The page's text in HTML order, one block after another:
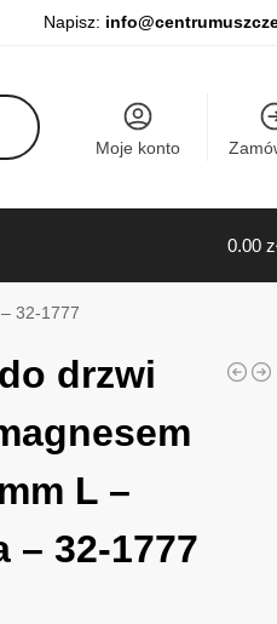
Napisz:
Moje konto
0.00
32-1777
drzwi
L –
– 32-1777